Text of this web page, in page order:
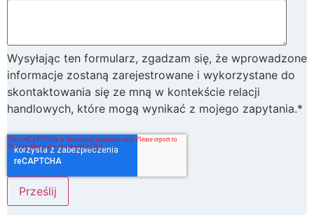
Wysyłając ten formularz, zgadzam się, że wprowadzone
informacje zostaną zarejestrowane i wykorzystane do
skontaktowania się ze mną w kontekście relacji
handlowych, które mogą wynikać z mojego zapytania.*